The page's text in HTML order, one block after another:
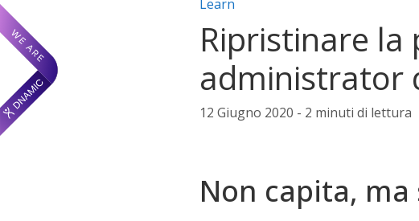
Learn
Ripristinare la
administrator
12 Giugno 2020 - 2 minuti di lettura
Non capita,